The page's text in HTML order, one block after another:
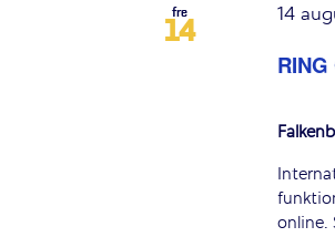
fre
14
14
online.